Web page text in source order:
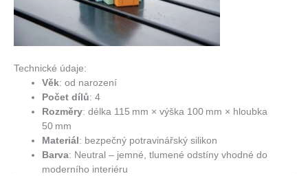
Technické údaje:
Věk: od narození
Počet dílů: 4
Rozměry: délka 115 mm × výška 100 mm × hloubka
50 mm
Materiál : bezpečný potravinářský silikon
Barva: Neutral – jemné, tlumené odstíny vhodné do
moderního interiéru